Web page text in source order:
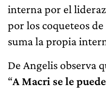
interna por el
por los coqueteos de
suma la propia
De Angelis observa
“A Macri se le